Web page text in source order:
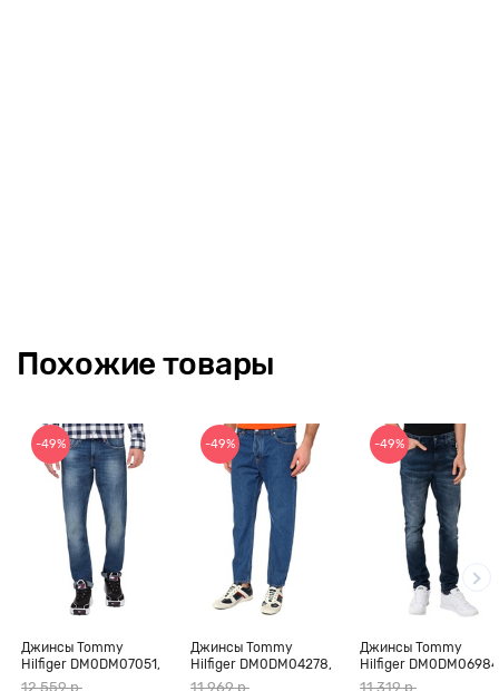
Похожие товары
-49%
Джинсы Tommy
Hilfiger DM0DM07051,
темно-серый, 31/34
12 559 р.
-49%
Джинсы Tommy
Hilfiger DM0DM04278,
синий, 34/32
11 969 р.
-49%
Джинсы Tommy
Hilfiger
синий, 31/34
11 319 р.